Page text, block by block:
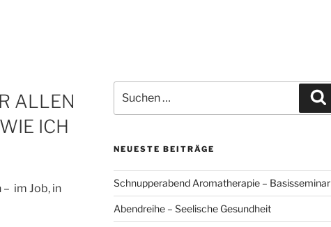
ALLEN
ICH
– im Job, in
nach:
NEUESTE BEITRÄGE
Schnupperabend Aromatherapie – Basisseminar
Abendreihe – Seelische Gesundheit